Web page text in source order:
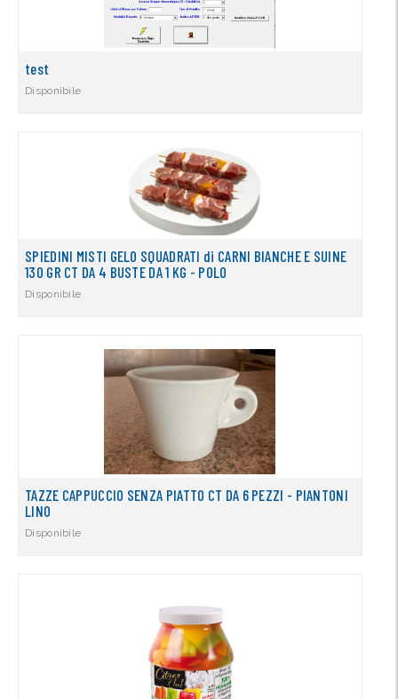
test
Disponibile
SPIEDINI MISTI GELO SQUADRATI di CARNI BIANCHE E SUINE
130 GR CT DA 4 BUSTE DA 1 KG - POLO
Disponibile
TAZZE CAPPUCCIO SENZA PIATTO CT DA 6 PEZZI - PIANTONI
LINO
Disponibile